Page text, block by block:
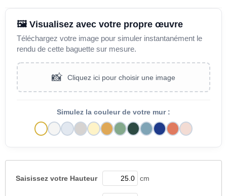
🖼️ Visualisez avec votre propre œuvre
Téléchargez votre image pour simuler instantanément le
rendu de cette baguette sur mesure.
📸 Cliquez ici pour choisir une image
Simulez la couleur de votre mur :
Saisissez votre Hauteur cm